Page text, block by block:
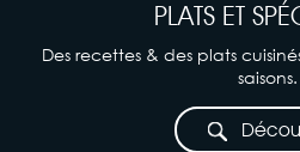
PLATS ET
Des recettes & des plats
saisons.